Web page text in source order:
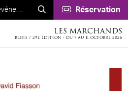
Réservation
LES MARCHANDS
BLOIS / 29E ÉDITION - DU 7 AU 11 OCTOBRE 2026